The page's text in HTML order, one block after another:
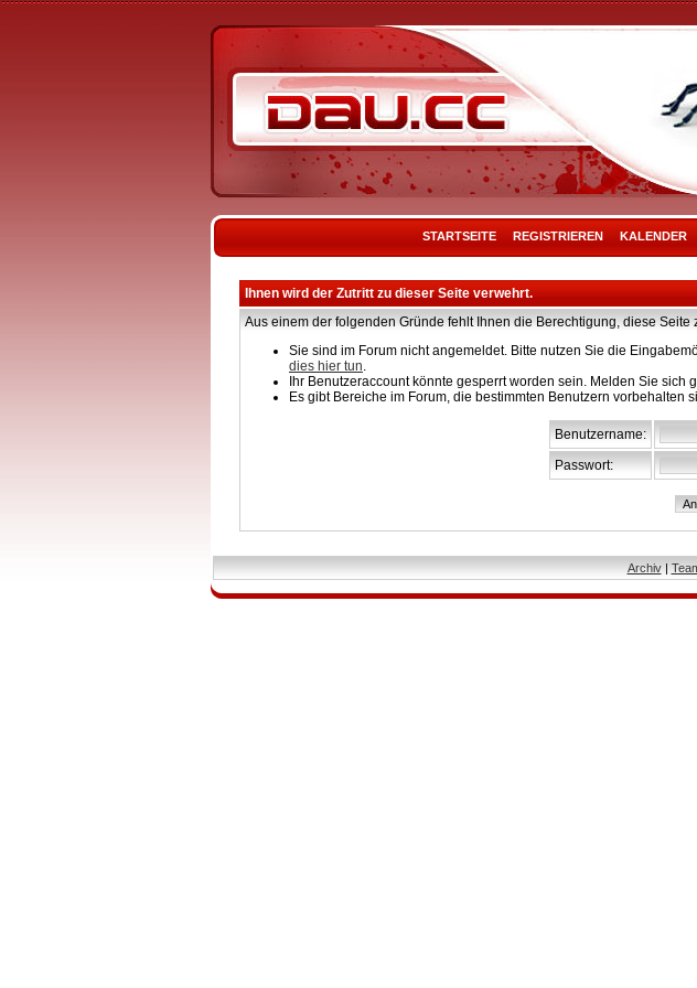
STARTSEITE REGISTRIEREN KALENDER
Ihnen wird der Zutritt zu dieser Seite verwehrt.
Aus einem der folgenden Gründe fehlt Ihnen die Berechtigung, diese Seite
Sie sind im Forum nicht angemeldet. Bitte nutzen Sie die
dies hier tun.
Ihr Benutzeraccount könnte gesperrt worden sein. Melden Sie
Es gibt Bereiche im Forum, die bestimmten Benutzern
Benutzername:
Passwort:
Archiv|